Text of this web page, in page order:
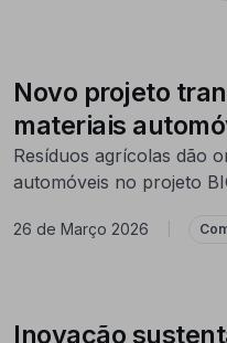
Novo projeto
materiais
Resíduos agrícolas dão
automóveis no projeto
26 de Março 2026
Inovação